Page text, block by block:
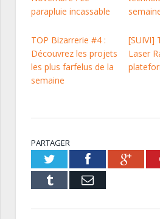
parapluie incassable
TOP Bizarrerie #4 :
Découvrez les projets
les plus farfelus de la
semaine
[SUIVI]
Laser
PARTAGER
TwitterFacebook
Tumblr Email